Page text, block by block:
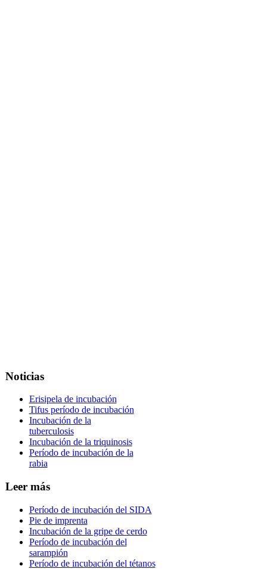
Noticias
Erisipela de incubación
Tifus período de incubación
Incubación de la
tuberculosis
Incubación de la triquinosis
Período de incubación de la
rabia
Leer más
Período de incubación del SIDA
Pie de imprenta
Incubación de la gripe de cerdo
Período de incubación del
sarampión
Período de incubación del tétanos